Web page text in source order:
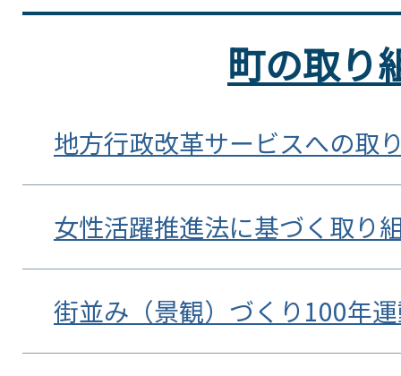
町の取り
地方行政改革サービスへの取
女性活躍推進法に基づく取り
街並み（景観）づくり100年